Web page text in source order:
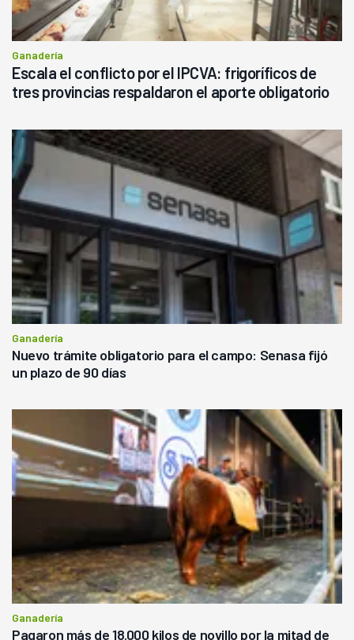
Ganadería
Escala el conflicto por el IPCVA: frigoríficos de
tres provincias respaldaron el aporte obligatorio
Ganadería
Nuevo trámite obligatorio para el campo: Senasa fijó
un plazo de 90 días
Ganadería
Pagaron más de 18.000 kilos de novillo por la mitad de